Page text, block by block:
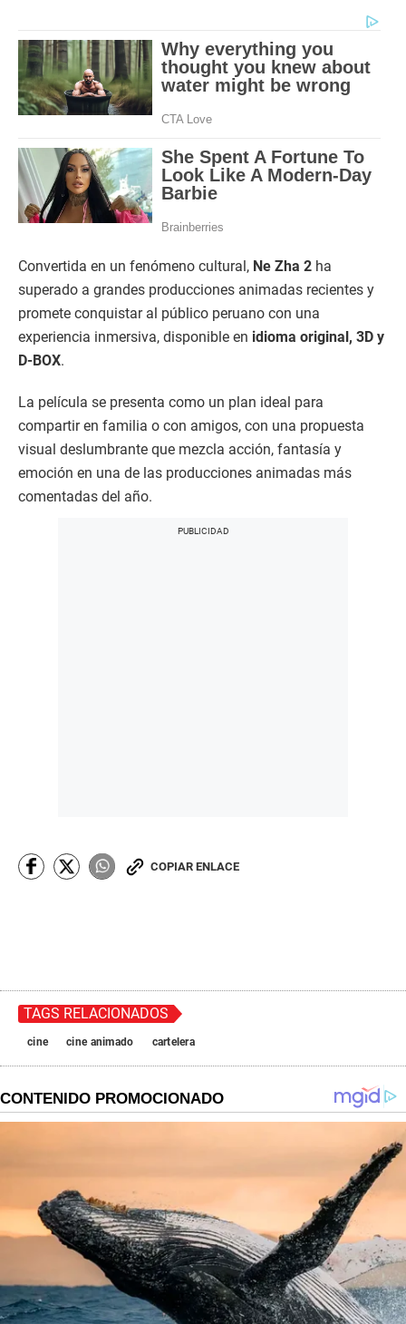
Convertida en un fenómeno cultural, Ne Zha 2 ha
superado a grandes producciones animadas recientes y
promete conquistar al público peruano con una
experiencia inmersiva, disponible en idioma original, 3D y
D-BOX.
La película se presenta como un plan ideal para
compartir en familia o con amigos, con una propuesta
visual deslumbrante que mezcla acción, fantasía y
emoción en una de las producciones animadas más
comentadas del año.
COPIAR ENLACE
TAGS RELACIONADOS
cine cine animado cartelera